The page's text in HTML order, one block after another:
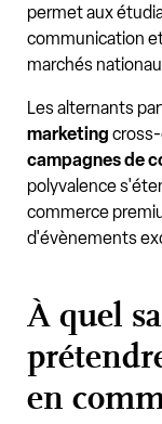
permet aux
communication
marchés
Les alternants
marketing
campagnes de
polyvalence
commerce
d'évènements
À quel
en